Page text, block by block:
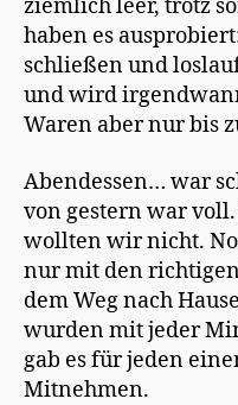
ziemlich leer, trotz
haben es
schließen und
und wird
Waren aber nur bis
Abendessen… war
von gestern war
wollten wir nicht.
nur mit den
dem Weg nach
wurden mit jeder
gab es für jeden
Mitnehmen.